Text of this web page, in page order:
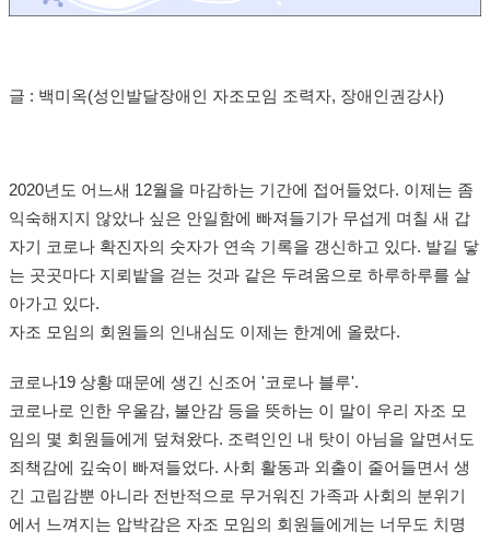
글 : 백미옥(성인발달장애인 자조모임 조력자, 장애인권강사)
2020년도 어느새 12월을 마감하는 기간에 접어들었다. 이제는 좀
익숙해지지 않았나 싶은 안일함에 빠져들기가 무섭게 며칠 새 갑
자기 코로나 확진자의 숫자가 연속 기록을 갱신하고 있다. 발길 닿
는 곳곳마다 지뢰밭을 걷는 것과 같은 두려움으로 하루하루를 살
아가고 있다.
자조 모임의 회원들의 인내심도 이제는 한계에 올랐다.
코로나19 상황 때문에 생긴 신조어 '코로나 블루'.
코로나로 인한 우울감, 불안감 등을 뜻하는 이 말이 우리 자조 모
임의 몇 회원들에게 덮쳐왔다. 조력인인 내 탓이 아님을 알면서도
죄책감에 깊숙이 빠져들었다. 사회 활동과 외출이 줄어들면서 생
긴 고립감뿐 아니라 전반적으로 무거워진 가족과 사회의 분위기
에서 느껴지는 압박감은 자조 모임의 회원들에게는 너무도 치명